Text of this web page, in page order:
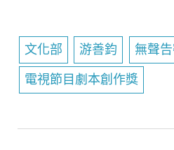
文化部 游善鈞 無聲
電視節目劇本創作獎